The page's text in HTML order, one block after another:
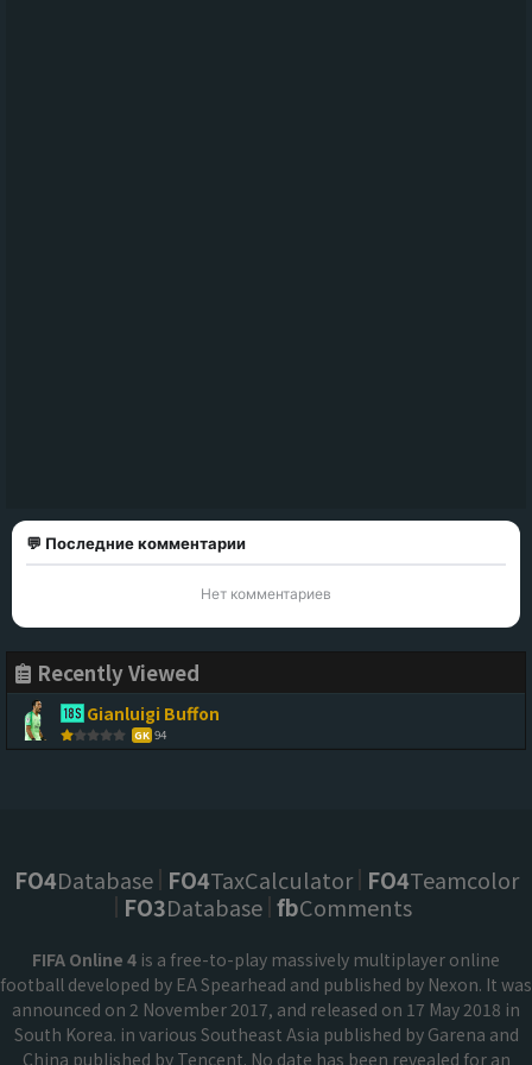
💬 Последние комментарии
Нет комментариев
Recently Viewed
Gianluigi Buffon
GK 94
FO4Database FO4TaxCalculator FO4Teamcolor
FO3Database fbComments
FIFA Online 4 is a free-to-play massively multiplayer online
football developed by EA Spearhead and published by Nexon. It was
announced on 2 November 2017, and released on 17 May 2018 in
South Korea. in various Southeast Asia published by Garena and
China published by Tencent. No date has been revealed for an